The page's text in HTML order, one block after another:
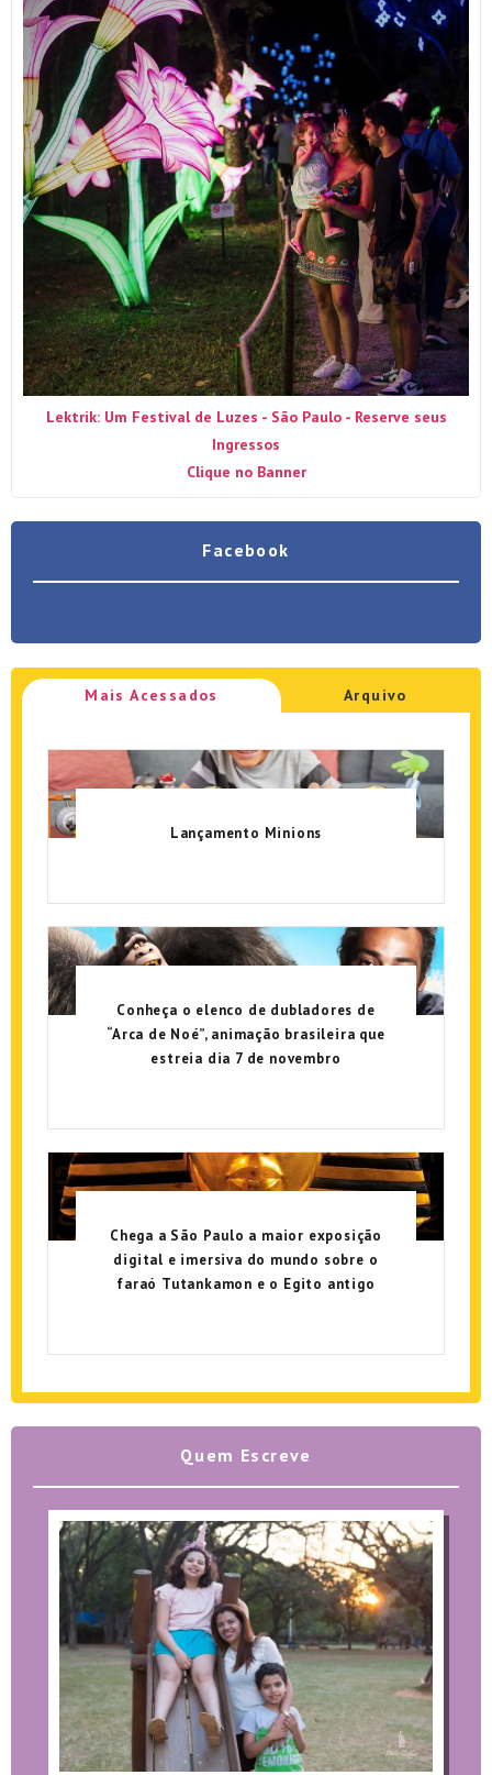
Lektrik: Um Festival de Luzes - São Paulo - Reserve seus
Ingressos
Clique no Banner
Facebook
Mais Acessados Arquivo
Lançamento Minions
Conheça o elenco de dubladores de
“Arca de Noé”, animação brasileira que
estreia dia 7 de novembro
Chega a São Paulo a maior exposição
digital e imersiva do mundo sobre o
faraó Tutankamon e o Egito antigo
Quem Escreve